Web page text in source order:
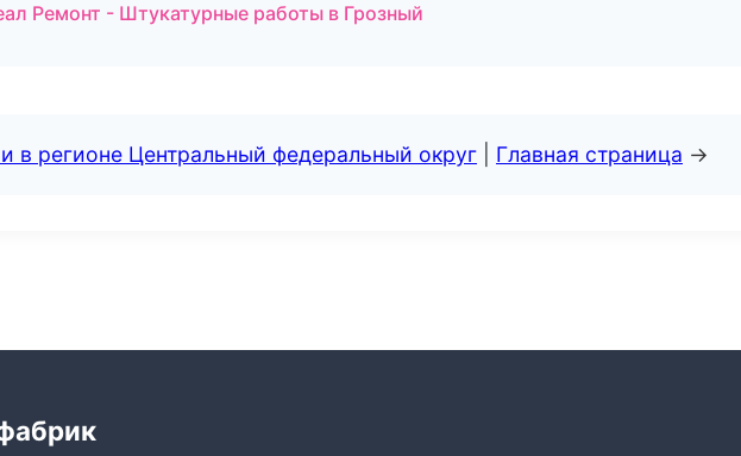
Ремонт - Штукатурные работы в Грозный
в регионе Центральный федеральный округ Главная страница →